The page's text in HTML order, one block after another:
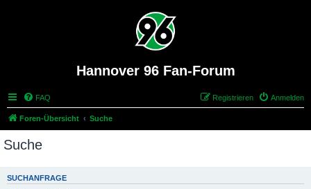
Hannover 96 Fan-Forum
FAQ Anmelden
Registrieren
Foren-Übersicht Suche
Suche
SUCHANFRAGE